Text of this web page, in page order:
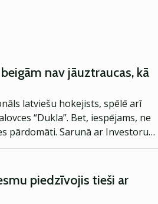
nav jāuztraucas, kā
latviešu hokejists, spēlē arī
“Dukla”. Bet, iespējams, ne
pārdomāti. Sarunā ar Investoru
gaitām investīciju pasaulē.
piedzīvojis tieši ar